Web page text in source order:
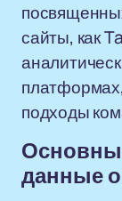
сайты, как
подходы
данные